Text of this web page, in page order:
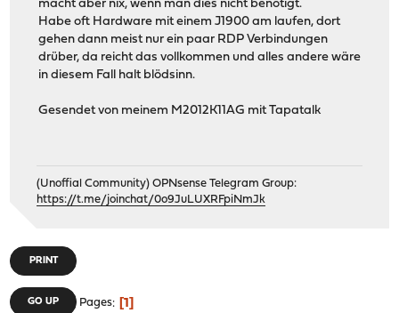
macht aber nix, wenn man dies nicht benötigt.
Habe oft Hardware mit einem J1900 am laufen, dort
gehen dann meist nur ein paar RDP Verbindungen
drüber, da reicht das vollkommen und alles andere wäre
in diesem Fall halt blödsinn.
Gesendet von meinem M2012K11AG mit Tapatalk
(Unoffial Community) OPNsense Telegram Group:
https://t.me/joinchat/0o9JuLUXRFpiNmJk
PRINT
GO UP Pages 1